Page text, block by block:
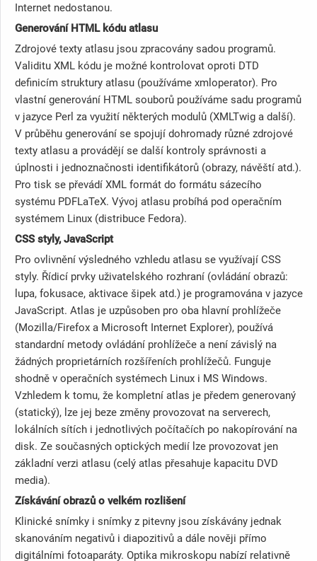
Internet nedostanou.
Generování HTML kódu atlasu
Zdrojové texty atlasu jsou zpracovány sadou programů.
Validitu XML kódu je možné kontrolovat oproti DTD
definicím struktury atlasu (používáme xmloperator). Pro
vlastní generování HTML souborů používáme sadu programů
v jazyce Perl za využití některých modulů (XMLTwig a další).
V průběhu generování se spojují dohromady různé zdrojové
texty atlasu a provádějí se další kontroly správnosti a
úplnosti i jednoznačnosti identifikátorů (obrazy, návěští atd.).
Pro tisk se převádí XML formát do formátu sázecího
systému PDFLaTeX. Vývoj atlasu probíhá pod operačním
systémem Linux (distribuce Fedora).
CSS styly, JavaScript
Pro ovlivnění výsledného vzhledu atlasu se využívají CSS
styly. Řídicí prvky uživatelského rozhraní (ovládání obrazů:
lupa, fokusace, aktivace šipek atd.) je programována v jazyce
JavaScript. Atlas je uzpůsoben pro oba hlavní prohlížeče
(Mozilla/Firefox a Microsoft Internet Explorer), používá
standardní metody ovládání prohlížeče a není závislý na
žádných proprietárních rozšířeních prohlížečů. Funguje
shodně v operačních systémech Linux i MS Windows.
Vzhledem k tomu, že kompletní atlas je předem generovaný
(statický), lze jej beze změny provozovat na serverech,
lokálních sítích i jednotlivých počítačích po nakopírování na
disk. Ze současných optických medií lze provozovat jen
základní verzi atlasu (celý atlas přesahuje kapacitu DVD
media).
Získávání obrazů o velkém rozlišení
Klinické snímky i snímky z pitevny jsou získávány jednak
skanováním negativů i diapozitivů a dále nověji přímo
digitálními fotoaparáty. Optika mikroskopu nabízí relativně